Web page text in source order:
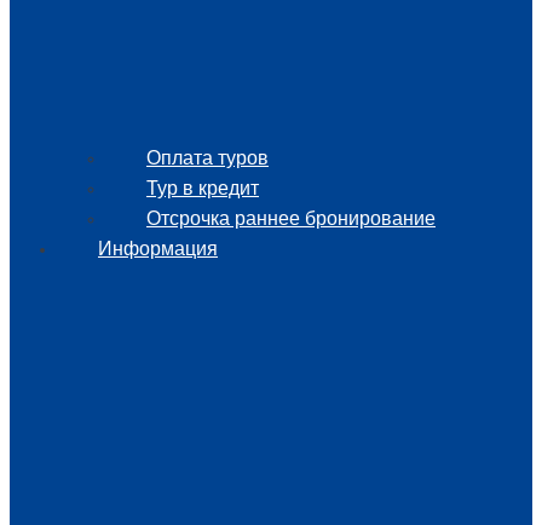
Оплата туров
Тур в кредит
Отсрочка раннее бронирование
Информация